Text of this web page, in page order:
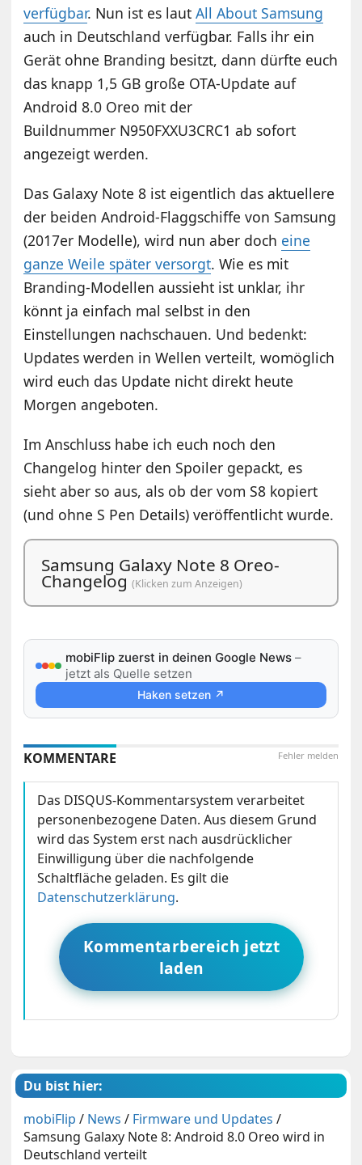
verfügbar. Nun ist es lautAll About Samsung
auch in Deutschland verfügbar. Falls ihr ein
Gerät ohne Branding besitzt, dann dürfte euch
das knapp 1,5 GB große OTA-Update auf
Android 8.0 Oreo mit der
Buildnummer N950FXXU3CRC1 ab sofort
angezeigt werden.
Das Galaxy Note 8 ist eigentlich das aktuellere
der beiden Android-Flaggschiffe von Samsung
(2017er Modelle), wird nun aber doch eine
ganze Weile später versorgt. Wie es mit
Branding-Modellen aussieht ist unklar, ihr
könnt ja einfach mal selbst in den
Einstellungen nachschauen. Und bedenkt:
Updates werden in Wellen verteilt, womöglich
wird euch das Update nicht direkt heute
Morgen angeboten.
Im Anschluss habe ich euch noch den
Changelog hinter den Spoiler gepackt, es
sieht aber so aus, als ob der vom S8 kopiert
(und ohne S Pen Details) veröffentlicht wurde.
Samsung Galaxy Note 8 Oreo-
Changelog(Klicken zum Anzeigen)
mobiFlip zuerst in deinen Google News –
jetzt als Quelle setzen
Haken setzen ↗
Fehler melden
KOMMENTARE
Das DISQUS-Kommentarsystem verarbeitet
personenbezogene Daten. Aus diesem Grund
wird das System erst nach ausdrücklicher
Einwilligung über die nachfolgende
Schaltfläche geladen. Es gilt die
Datenschutzerklärung.
Kommentarbereich jetzt
laden
Du bist hier:
mobiFlip / News / Firmware und Updates /
Samsung Galaxy Note 8: Android 8.0 Oreo wird in
Deutschland verteilt